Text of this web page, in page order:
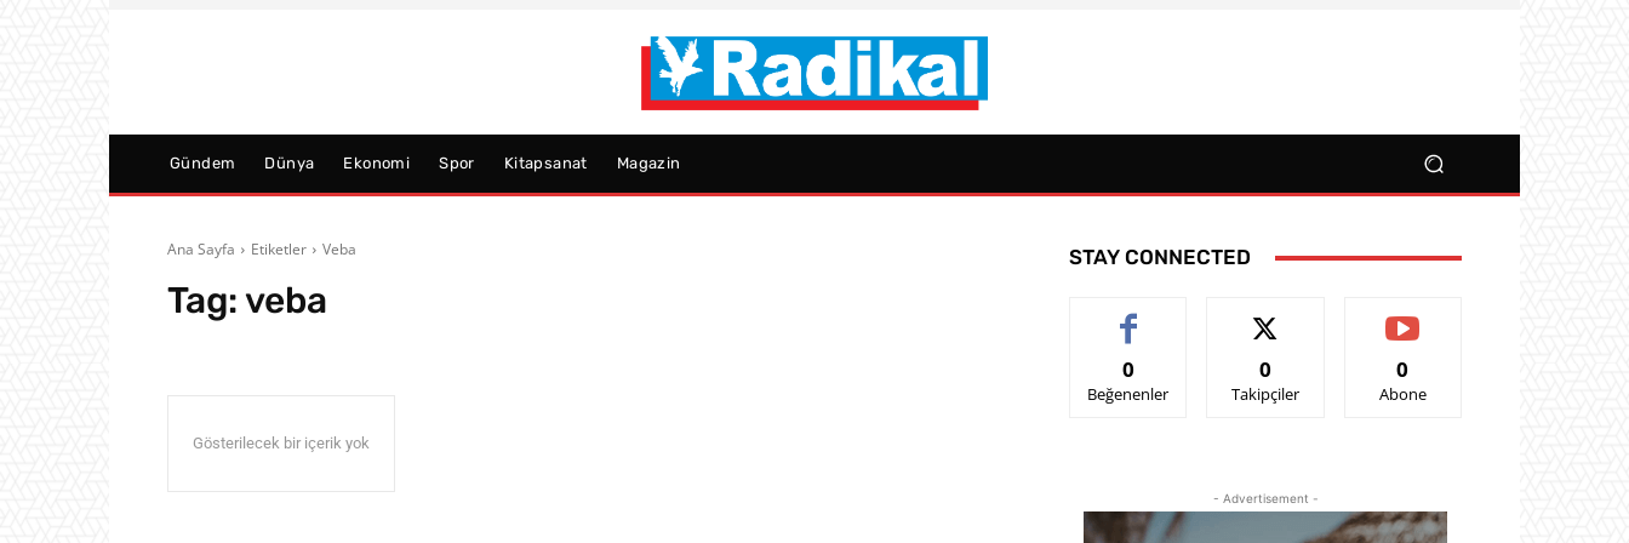
Gündem Dünya Ekonomi Spor Kitapsanat Magazin
Ana Sayfa Etiketler Veba
Tag:veba
Gösterilecek bir içerik yok
STAY CONNECTED
0
Beğenenler
0
Takipçiler
0
Abone
- Advertisement -